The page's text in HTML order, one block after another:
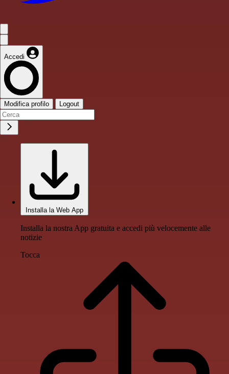
Accedi
Modifica profilo Logout
Installa la Web App
Installa la nostra App gratuita e accedi più velocemente alle
notizie
Tocca